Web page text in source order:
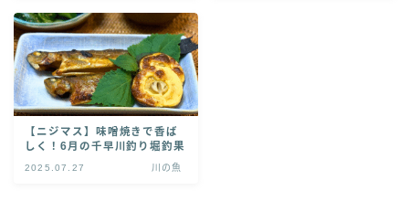
お問い合わせ
【ニジマス】味噌焼きで香ば
しく！6月の千早川釣り堀釣果
2025.07.27 川の魚